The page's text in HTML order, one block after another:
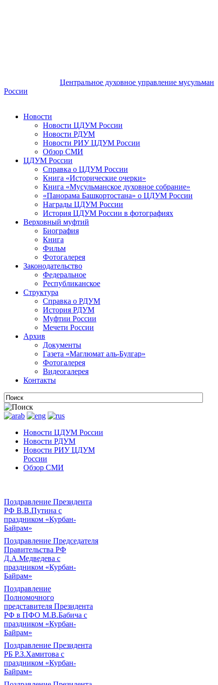
Центральное духовное управление мусульман
России
Новости
Новости ЦДУМ России
Новости РДУМ
Новости РИУ ЦДУМ России
Обзор СМИ
ЦДУМ России
Справка о ЦДУМ России
Книга «Исторические очерки»
Книга «Мусульманское духовное собрание»
«Панорама Башкортостана» о ЦДУМ России
Награды ЦДУМ России
История ЦДУМ России в фотографиях
Верховный муфтий
Биография
Книга
Фильм
Фотогалерея
Законодательство
Федеральное
Республиканское
Структура
Справка о РДУМ
История РДУМ
Муфтии России
Мечети России
Архив
Документы
Газета «Маглюмат аль-Булгар»
Фотогалерея
Видеогалерея
Контакты
Новости ЦДУМ России
Новости РДУМ
Новости РИУ ЦДУМ
России
Обзор СМИ
Поздравление Президента
РФ В.В.Путина с
праздником «Курбан-
Байрам»
Поздравление Председателя
Правительства РФ
Д.А.Медведева с
праздником «Курбан-
Байрам»
Поздравление
Полномочного
представителя Президента
РФ в ПФО М.В.Бабича с
праздником «Курбан-
Байрам»
Поздравление Президента
РБ Р.З.Хамитова с
праздником «Курбан-
Байрам»